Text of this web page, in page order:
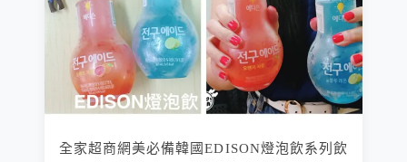
全家超商網美必備韓國EDISON燈泡飲系列飲